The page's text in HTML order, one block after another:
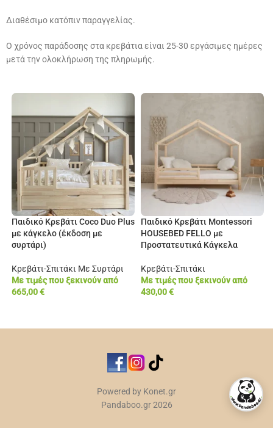
Διαθέσιμο κατόπιν παραγγελίας.
Ο χρόνος παράδοσης στα κρεβάτια είναι 25-30 εργάσιμες ημέρες
μετά την ολοκλήρωση της πληρωμής.
Παιδικό Κρεβάτι Coco Duo Plus
με κάγκελο (έκδοση με
συρτάρι)
Κρεβάτι-Σπιτάκι Με Συρτάρι
Με τιμές που ξεκινούν από
665,00€
Παιδικό Κρεβάτι Montessori
HOUSEBED FELLO με
Προστατευτικά Κάγκελα
Κρεβάτι-Σπιτάκι
Με τιμές που ξεκινούν από
430,00€
Powered by Konet.gr
Pandaboo.gr 2026